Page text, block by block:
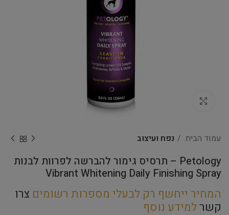
עמוד הבית נפח ועיצוב
Petology – תרסיס גימור להברשה לפרוות לבנות
Vibrant Whitening Daily Finishing Spray
המחיר ייחשף רק לבעלי מספרות רשומים צרו
קשרלמידע נוסף